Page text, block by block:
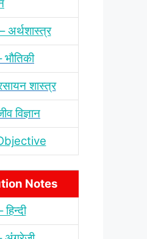
अर्थशास्‍त्र
शास्‍त्र
विज्ञान
Notes